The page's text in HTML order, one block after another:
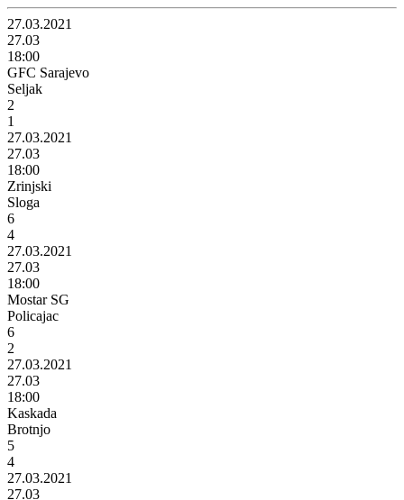
27.03.2021
27.03
18:00
GFC Sarajevo
Seljak
2
1
27.03.2021
27.03
18:00
Zrinjski
Sloga
6
4
27.03.2021
27.03
18:00
Mostar SG
Policajac
6
2
27.03.2021
27.03
18:00
Kaskada
Brotnjo
5
4
27.03.2021
27.03